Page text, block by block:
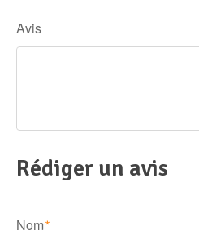
Avis
Rédiger un avis
Nom *